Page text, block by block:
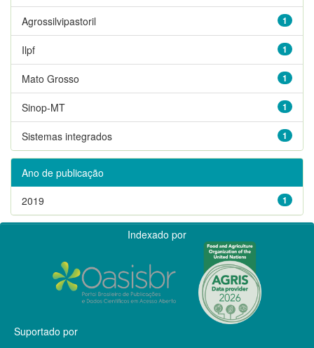
1
Agrossilvipastoril
1
Ilpf
1
Mato Grosso
1
Sinop-MT
1
Sistemas integrados
Ano de publicação
1
2019
Indexado por
Suportado por